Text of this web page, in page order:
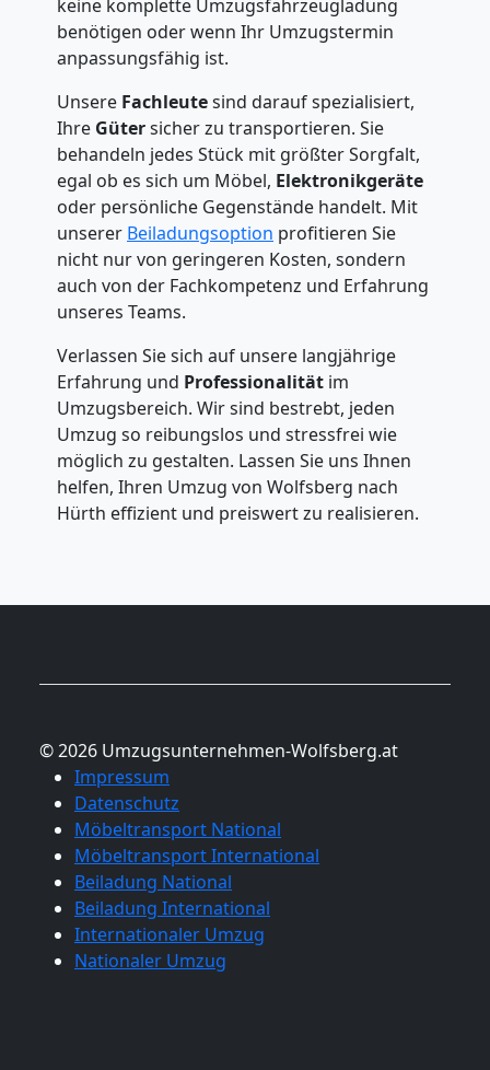
keine komplette Umzugsfahrzeugladung
benötigen oder wenn Ihr Umzugstermin
anpassungsfähig ist.
Unsere Fachleutesind darauf spezialisiert,
Ihre Gütersicher zu transportieren. Sie
behandeln jedes Stück mit größter Sorgfalt,
egal ob es sich um Möbel, Elektronikgeräte
oder persönliche Gegenstände handelt. Mit
unserer Beiladungsoption profitieren Sie
nicht nur von geringeren Kosten, sondern
auch von der Fachkompetenz und Erfahrung
unseres Teams.
Verlassen Sie sich auf unsere langjährige
Erfahrung und Professionalität im
Umzugsbereich. Wir sind bestrebt, jeden
Umzug so reibungslos und stressfrei wie
möglich zu gestalten. Lassen Sie uns Ihnen
helfen, Ihren Umzug von Wolfsberg nach
Hürth effizient und preiswert zu realisieren.
© 2026 Umzugsunternehmen-Wolfsberg.at
Impressum
Datenschutz
Möbeltransport National
Möbeltransport International
Beiladung National
Beiladung International
Internationaler Umzug
Nationaler Umzug